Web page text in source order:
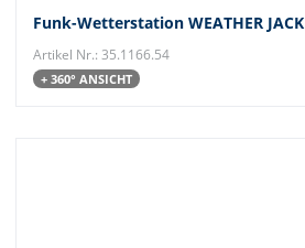
Funk-Wetterstation WEATHER JACK
Artikel Nr.: 35.1166.54
+ 360° ANSICHT